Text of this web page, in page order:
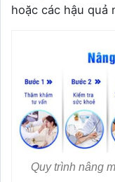
hoặc các hậu quả
Quy trình nâng